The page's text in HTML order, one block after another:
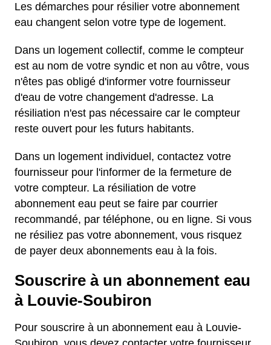
Les démarches pour résilier votre abonnement
eau changent selon votre type de logement.
Dans un logement collectif, comme le compteur
est au nom de votre syndic et non au vôtre, vous
n'êtes pas obligé d'informer votre fournisseur
d'eau de votre changement d'adresse. La
résiliation n'est pas nécessaire car le compteur
reste ouvert pour les futurs habitants.
Dans un logement individuel, contactez votre
fournisseur pour l'informer de la fermeture de
votre compteur. La résiliation de votre
abonnement eau peut se faire par courrier
recommandé, par téléphone, ou en ligne. Si vous
ne résiliez pas votre abonnement, vous risquez
de payer deux abonnements eau à la fois.
Souscrire à un abonnement eau
à Louvie-Soubiron
Pour souscrire à un abonnement eau à Louvie-